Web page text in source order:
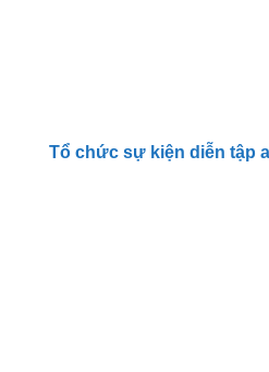
Tổ chức sự kiện diễn tập